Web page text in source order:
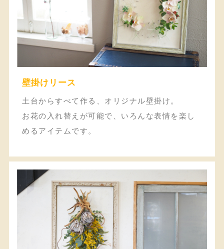
壁掛けリース
土台からすべて作る、オリジナル壁掛け。
お花の入れ替えが可能で、いろんな表情を楽し
めるアイテムです。